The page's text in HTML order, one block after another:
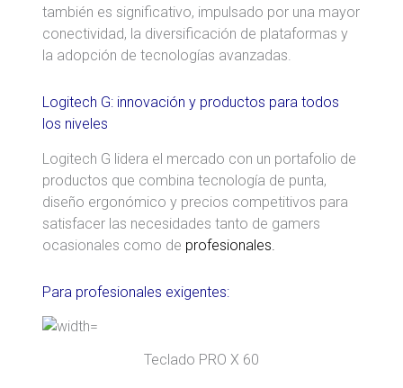
también es significativo, impulsado por una mayor
conectividad, la diversificación de plataformas y
la adopción de tecnologías avanzadas.
Logitech G: innovación y productos para todos
los niveles
Logitech G lidera el mercado con un portafolio de
productos que combina tecnología de punta,
diseño ergonómico y precios competitivos para
satisfacer las necesidades tanto de gamers
ocasionales como de profesionales.
Para profesionales exigentes:
Teclado PRO X 60